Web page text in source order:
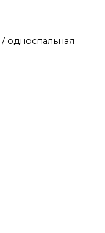
односпальная